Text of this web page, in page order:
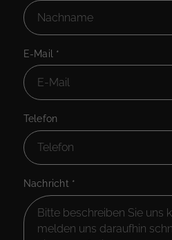
E-Mail *
Telefon
Nachricht *